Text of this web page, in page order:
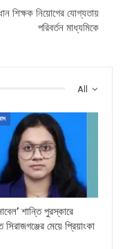
শিক্ষক নিয়োগের যোগ্যতায়
পরিবর্তন মাধ্যমিকে
All
শান্তি পুরস্কারে
সিরাজগঞ্জের মেয়ে প্রিয়াংকা